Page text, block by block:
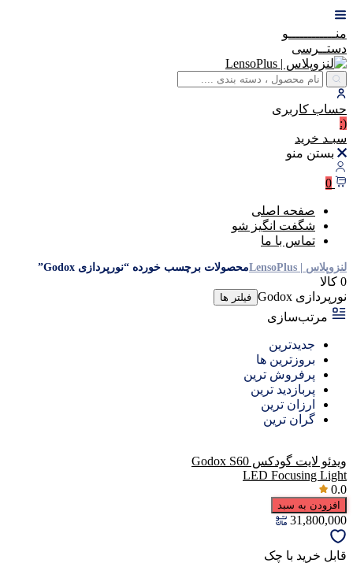
منــــــــــــو
دستــرسی
حساب کاربری
(:
سبـد خرید
بستن منو
0
صفحه اصلی
شگفت انگیز شو
تماس با ما
لنزوپلاس | LensoPlus محصولات برچسب خورده “نورپردازی Godox”
0 کالا
نورپردازی Godox
فیلتر ها
مرتب‌سازی
جدیدترین
بروزترین ها
پرفروش ترین
پربازدید ترین
ارزان ترین
گران ترین
ویدئو لایت گودکس Godox S60
LED Focusing Light
0.0
افزودن به سبد
31,800,000
قابل خرید با چک